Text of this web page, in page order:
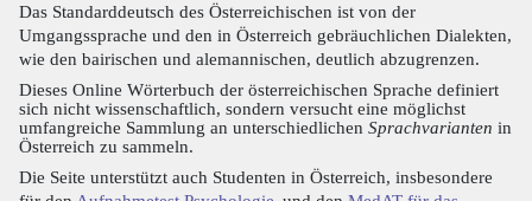
Das Standarddeutsch des Österreichischen ist von der
Umgangssprache und den in Österreich gebräuchlichen Dialekten,
wie den bairischen und alemannischen, deutlich abzugrenzen.
Dieses Online Wörterbuch der österreichischen Sprache definiert
sich nicht wissenschaftlich, sondern versucht eine möglichst
umfangreiche Sammlung an unterschiedlichen Sprachvarianten in
Österreich zu sammeln.
Die Seite unterstützt auch Studenten in Österreich, insbesondere